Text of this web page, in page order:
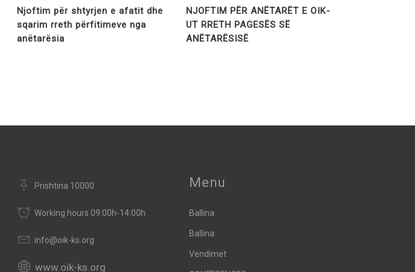
Njoftim për shtyrjen e afatit dhe
sqarim rreth përfitimeve nga
anëtarësia
NJOFTIM PËR ANËTARËT E OIK-
UT RRETH PAGESËS SË
ANËTARËSISË
Prishtina 10000
Working hours 09:00h-14:00h
info@oik-ks.org
www.oik-ks.org
Menu
Ballina
Ballina
Vendimet